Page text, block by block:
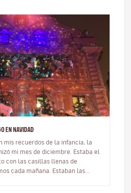
EN NAVIDAD
mis recuerdos de la infancia, la
mi mes de diciembre. Estaba el
con las casillas llenas de
cada mañana. Estaban las